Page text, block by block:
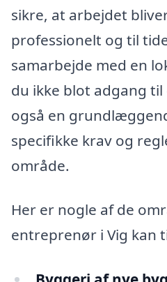
sikre, at arbejdet
professionelt og til
samarbejde med en
du ikke blot adgang
også en
specifikke krav og
område.
Her er nogle af de
entreprenør i Vig kan